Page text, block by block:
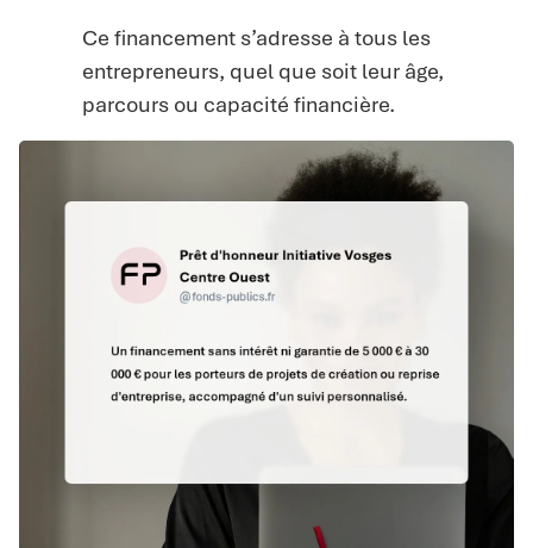
Ce financement s’adresse à tous les
entrepreneurs, quel que soit leur âge,
parcours ou capacité financière.